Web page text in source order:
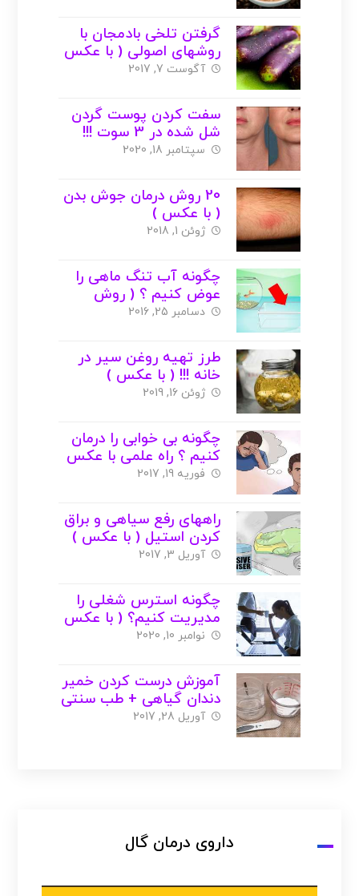
گرفتن تلخی بادمجان با
روشهای اصولی ( با عکس
)
آگوست 7, 2017
سفت کردن پوست گردن
شل شده در 3 سوت !!!
سپتامبر 18, 2020
20 روش درمان جوش بدن
( با عکس )
ژوئن 1, 2018
چگونه آب تنگ ماهی را
عوض کنیم ؟ ( روش
اصولی + عکس )
دسامبر 25, 2016
طرز تهیه روغن سیر در
خانه !!! ( با عکس )
ژوئن 16, 2019
چگونه بی خوابی را درمان
کنیم ؟ راه علمی با عکس
فوریه 19, 2017
راههای رفع سیاهی و براق
کردن استیل ( با عکس )
آوریل 3, 2017
چگونه استرس شغلی را
مدیریت کنیم؟ ( با عکس
)
نوامبر 10, 2020
آموزش درست کردن خمیر
دندان گیاهی + طب سنتی
( با عکس )
آوریل 28, 2017
داروی درمان گال